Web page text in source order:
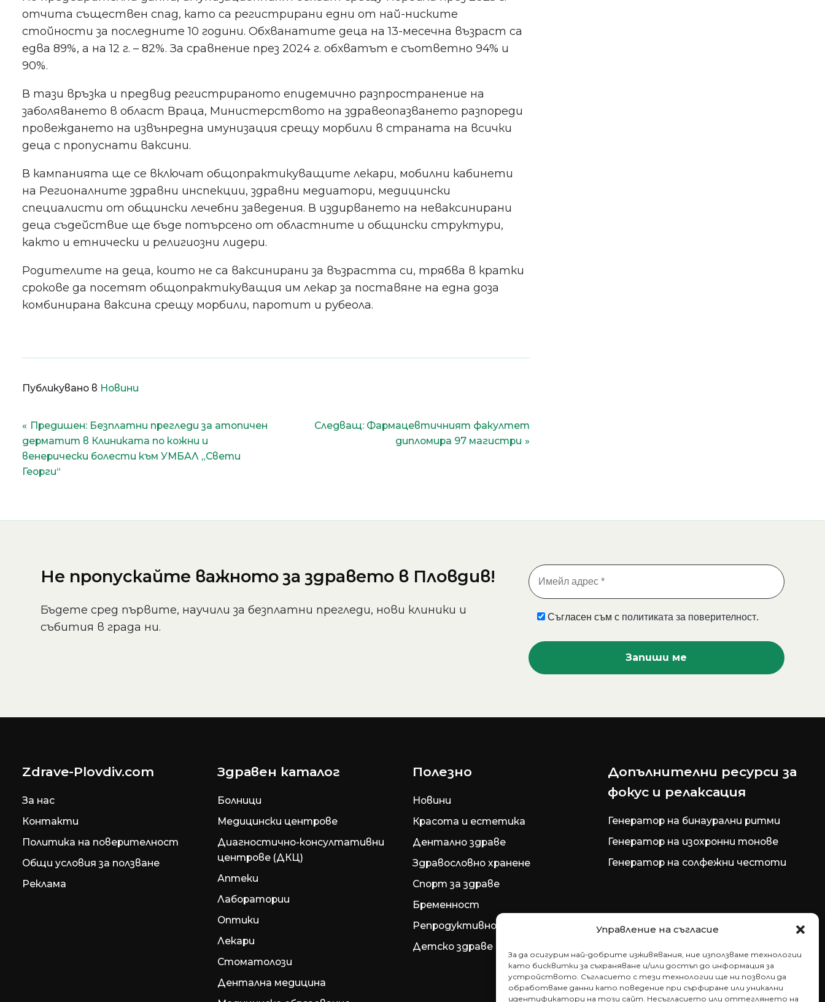
Управление на съгласие
За да осигурим най-добрите изживявания, ние използваме технологии
като бисквитки за съхраняване и/или достъп до информация за
устройството. Съгласието с тези технологии ще ни позволи да
обработваме данни като поведение при сърфиране или уникални
идентификатори на този сайт. Несъгласието или оттеглянето на
отчита съществен спад, като са регистрирани едни от най-ниските
стойности за последните 10 години. Обхванатите деца на 13-месечна възраст са
едва 89%, а на 12 г. – 82%. За сравнение през 2024 г. обхватът е съответно 94% и
90%.
В тази връзка и предвид регистрираното епидемично разпространение на
заболяването в област Враца, Министерството на здравеопазването разпореди
провеждането на извънредна имунизация срещу морбили в страната на всички
деца с пропуснати ваксини.
В кампанията ще се включат общопрактикуващите лекари, мобилни кабинети
на Регионалните здравни инспекции, здравни медиатори, медицински
специалисти от общински лечебни заведения. В издирването на неваксинирани
деца съдействие ще бъде потърсено от областните и общински структури,
както и етнически и религиозни лидери.
Родителите на деца, които не са ваксинирани за възрастта си, трябва в кратки
срокове да посетят общопрактикуващия им лекар за поставяне на една доза
комбинирана ваксина срещу морбили, паротит и рубеола.
Бъдете сред първите, научили за
безплатни прегледи, нови
Съгласен съм с
Публикувано в Новини
Навигация
Предишен: Безплатни прегледи за атопичен
дерматит в Клиниката по кожни и
венерически болести към УМБАЛ „Свети
Георги“
Следващ: Фармацевтичният факултет
дипломира 97 магистри
Не пропускайте важното за здравето в Пловдив!
Бъдете сред първите, научили за безплатни прегледи, нови клиники и
събития в града ни.
Съгласен съм с политиката за поверителност.
Zdrave-Plovdiv.com
За нас
Контакти
Политика на поверителност
Общи условия за ползване
Реклама
Здравен каталог
Болници
Медицински центрове
Диагностично-консултативни
центрове (ДКЦ)
Аптеки
Лаборатории
Оптики
Лекари
Стоматолози
Дентална медицина
Полезно
Новини
Красота и естетика
Дентално здраве
Здравословно хранене
Спорт за здраве
Бременност
Репродуктивно здраве
Детско здраве
Допълнителни ресурси за
фокус и релаксация
Генератор на бинаурални ритми
Генератор на изохронни тонове
Генератор на солфежни честоти